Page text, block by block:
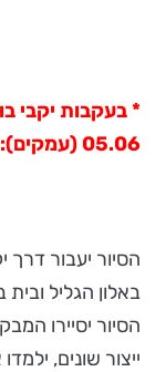
* בעקבות יקבי
05.06 (עמקים):
הסיור יעבור
באלון הגליל
הסיור יסיירו
ייצור שונים,